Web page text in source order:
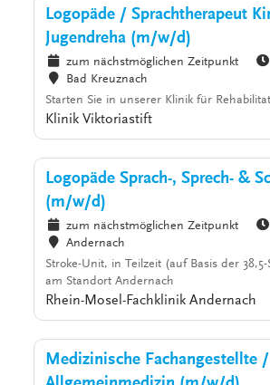
Logopäde / Sprachtherapeut
Jugendreha (m/w/d)
zum nächstmöglichen Zeitpunkt
Bad Kreuznach
Starten Sie in unserer Klinik für
Klinik Viktoriastift
Logopäde Sprach-, Sprech- &
(m/w/d)
zum nächstmöglichen Zeitpunkt
Andernach
Stroke-Unit, in Teilzeit (auf Basis der
am Standort Andernach
Rhein-Mosel-Fachklinik Andernach
Medizinische Fachangestellte